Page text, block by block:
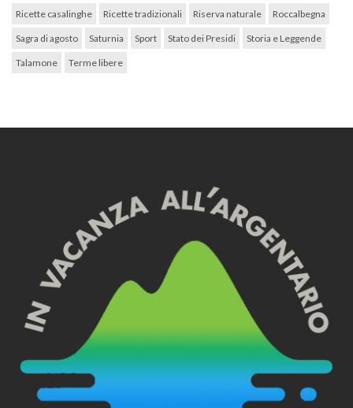
Ricette casalinghe Ricette tradizionali Riserva naturale Roccalbegna
Sagra di agosto Saturnia Sport Stato dei Presidi Storia e Leggende
Talamone Terme libere